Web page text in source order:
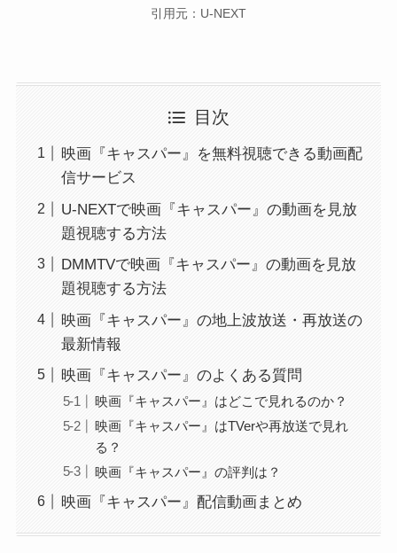
引用元：U-NEXT
目次
映画『キャスパー』を無料視聴できる動画配
信サービス
U-NEXTで映画『キャスパー』の動画を見放
題視聴する方法
DMMTVで映画『キャスパー』の動画を見放
題視聴する方法
映画『キャスパー』の地上波放送・再放送の
最新情報
映画『キャスパー』のよくある質問
映画『キャスパー』はどこで見れるのか？
映画『キャスパー』はTVerや再放送で見れ
る？
映画『キャスパー』の評判は？
映画『キャスパー』配信動画まとめ